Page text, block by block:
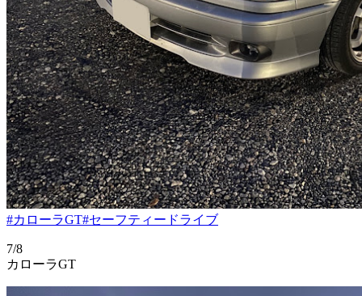
#カローラGT#セーフティードライブ
7/8
カローラGT